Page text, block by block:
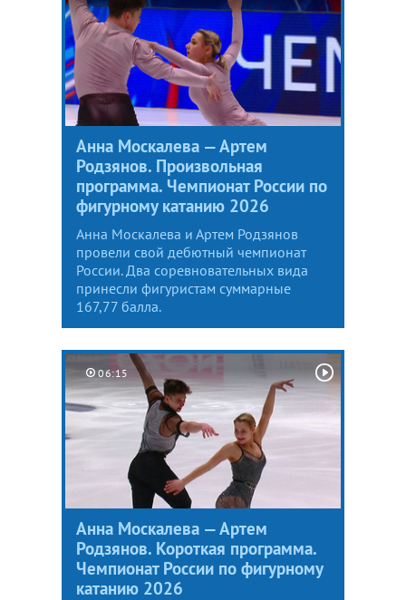
Анна Москалева — Артем
Родзянов. Произвольная
программа. Чемпионат России по
фигурному катанию 2026
Анна Москалева и Артем Родзянов
провели свой дебютный чемпионат
России. Два соревновательных вида
принесли фигуристам суммарные
167,77 балла.
06:15
Анна Москалева — Артем
Родзянов. Короткая программа.
Чемпионат России по фигурному
катанию 2026